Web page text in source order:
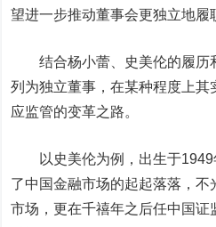
望进一步推动董事会更独立地履
结合杨小蕾、史美伦的履历
列为独立董事，在某种程度上
应监管的变革之路。
以史美伦为例，出生于1949
了中国金融市场的起起落落，
市场，更在千禧年之后任中国证